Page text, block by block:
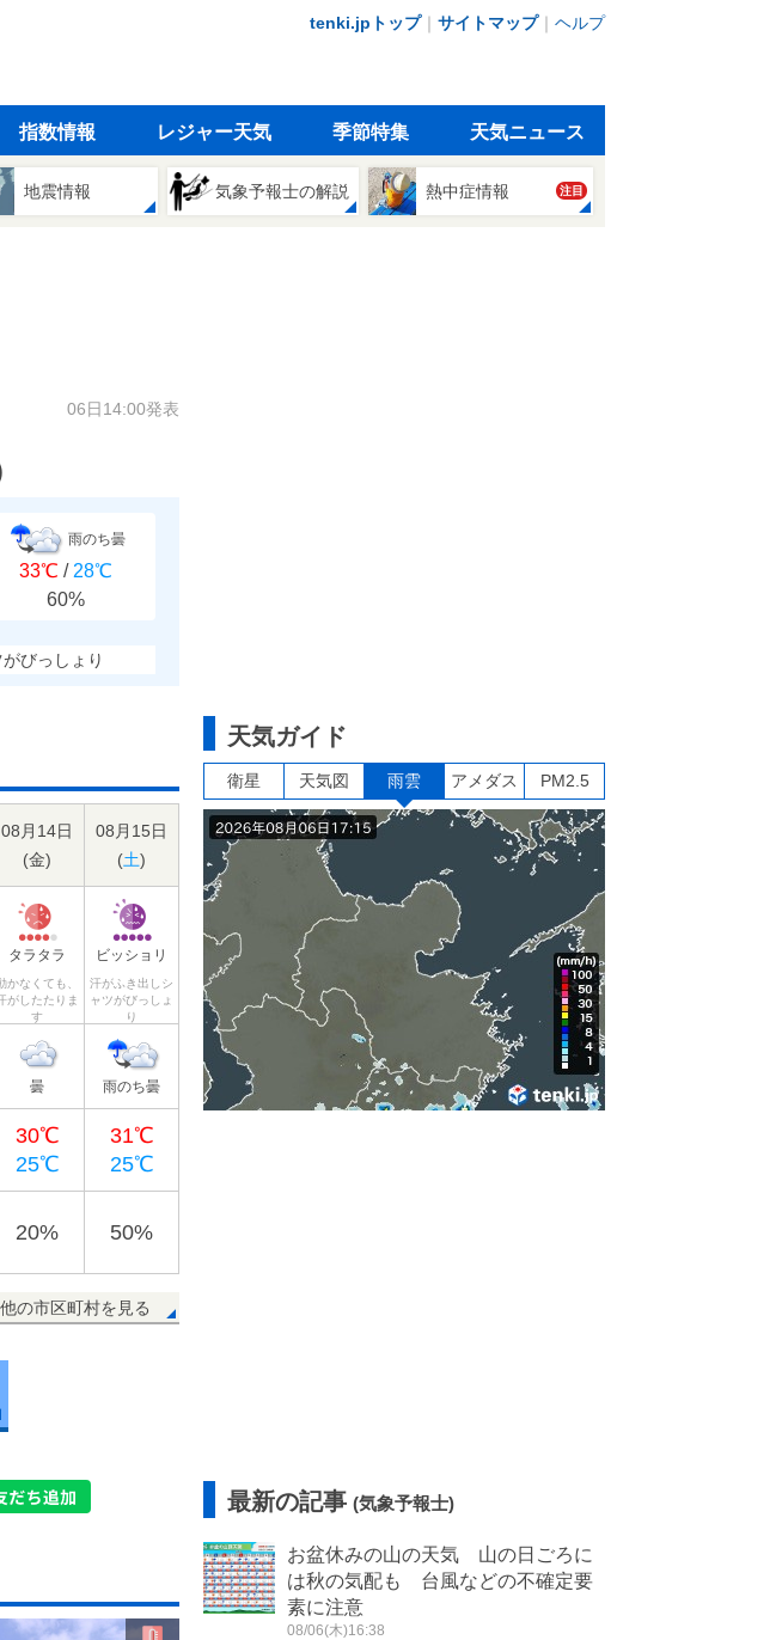
tenki.jpトップ｜ サイトマップ｜ ヘルプ
指数情報 レジャー天気 季節特集 天気ニュース
地震情報 気象予報士の解説 熱中症情報 注目
06日14:00発表
雨のち曇
33℃ / 28℃
60%
びっしょり
08月14日
(金)
08月15日
(土)
タラタラ
かなくても、
がしたたりま
す
ビッショリ
汗がふき出しシ
ャツがびっしょ
り
曇 雨のち曇
30℃
25℃
31℃
25℃
20% 50%
の市区町村を見る
天気ガイド
衛星 天気図 雨雲 アメダス PM2.5
最新の記事 (気象予報士)
お盆休みの山の天気 山の日ごろに
は秋の気配も 台風などの不確定要
素に注意
08/06(木)16:38